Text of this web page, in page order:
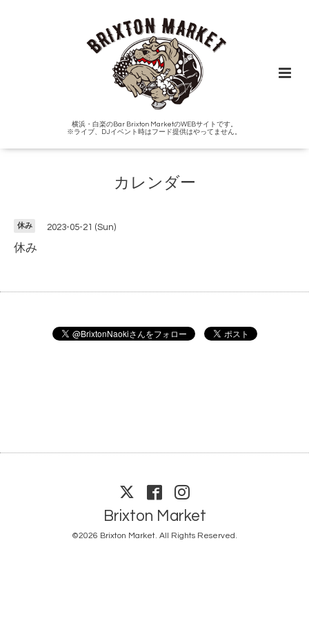
横浜・白楽のBar Brixton MarketのWEBサイトです。
※ライブ、DJイベント時はフード提供はやってません。
カレンダー
休み 2023-05-21 (Sun)
休み
Brixton Market
©2026 Brixton Market. All Rights Reserved.